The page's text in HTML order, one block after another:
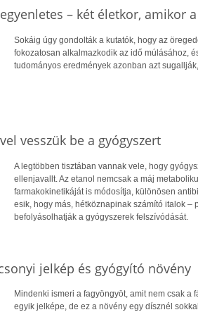
– két életkor, amikor
Sokáig úgy gondolták a kutatók, hogy az
fokozatosan alkalmazkodik az idő múlásához,
tudományos eredmények azonban azt
vesszük be a gyógyszert
A legtöbben tisztában vannak vele, hogy
ellenjavallt. Az etanol nemcsak a máj
farmakokinetikáját is módosítja, különösen
esik, hogy más, hétköznapinak számító italok
befolyásolhatják a gyógyszerek felszívódását.
jelkép és gyógyító növény
Mindenki ismeri a fagyöngyöt, amit nem csak
egyik jelképe, de ez a növény egy dísznél